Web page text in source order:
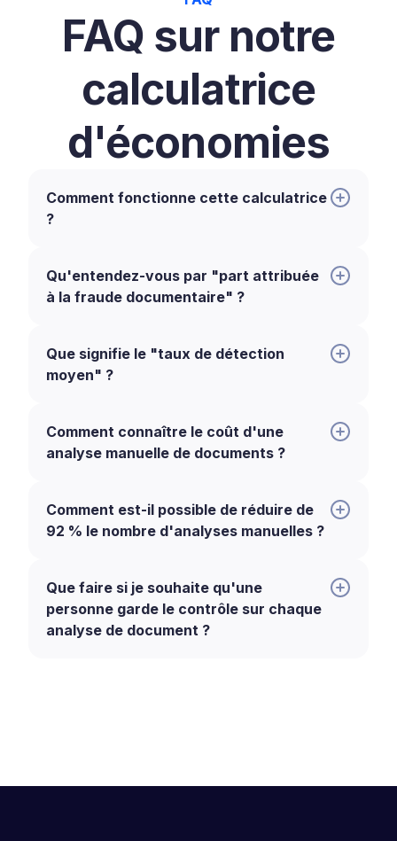
FAQ sur notre
calculatrice
d'économies
Comment fonctionne cette calculatrice
?
Qu'entendez-vous par "part attribuée
à la fraude documentaire" ?
Que signifie le "taux de détection
moyen" ?
Comment connaître le coût d'une
analyse manuelle de documents ?
Comment est-il possible de réduire de
92 % le nombre d'analyses manuelles ?
Que faire si je souhaite qu'une
personne garde le contrôle sur chaque
analyse de document ?